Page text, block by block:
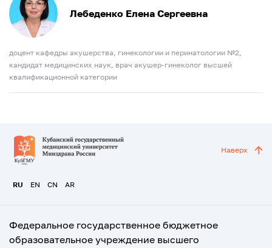
Лебеденко Елена Сергеевна
доцент кафедры акушерства, гинекологии и перинатологии №2,
кандидат медицинских наук, врач акушер-гинеколог высшей
квалификационной категории
RU EN CN AR
Наверх
Федеральное государственное бюджетное
образовательное учреждение высшего